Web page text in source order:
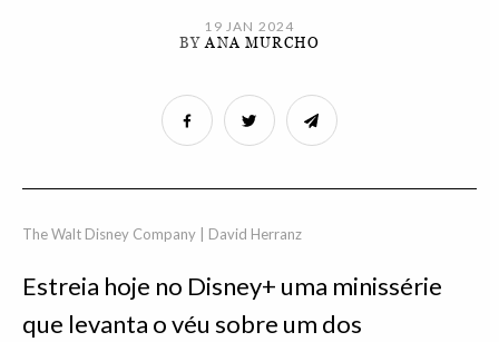
19 JAN 2024
BYANA MURCHO
The Walt Disney Company | David Herranz
Estreia hoje no Disney+ uma minissérie
que levanta o véu sobre um dos